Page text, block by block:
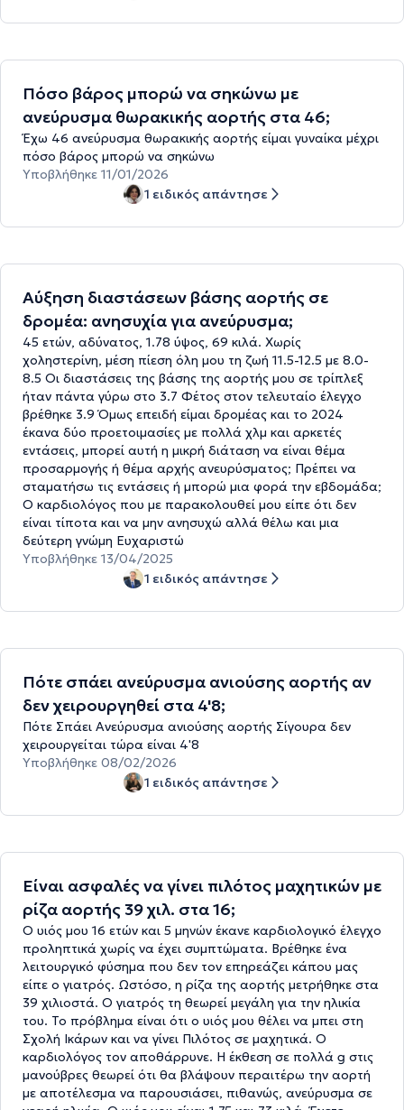
Πόσο βάρος μπορώ να σηκώνω με
ανεύρυσμα θωρακικής αορτής στα 46;
Έχω 46 ανεύρυσμα θωρακικής αορτής είμαι γυναίκα μέχρι
πόσο βάρος μπορώ να σηκώνω
Υποβλήθηκε 11/01/2026
1 ειδικός απάντησε
Αύξηση διαστάσεων βάσης αορτής σε
δρομέα: ανησυχία για ανεύρυσμα;
45 ετών, αδύνατος, 1.78 ύψος, 69 κιλά. Χωρίς
χοληστερίνη, μέση πίεση όλη μου τη ζωή 11.5-12.5 με 8.0-
8.5 Οι διαστάσεις της βάσης της αορτής μου σε τρίπλεξ
ήταν πάντα γύρω στο 3.7 Φέτος στον τελευταίο έλεγχο
βρέθηκε 3.9 Όμως επειδή είμαι δρομέας και το 2024
έκανα δύο προετοιμασίες με πολλά χλμ και αρκετές
εντάσεις, μπορεί αυτή η μικρή διάταση να είναι θέμα
προσαρμογής ή θέμα αρχής ανευρύσματος; Πρέπει να
σταματήσω τις εντάσεις ή μπορώ μια φορά την εβδομάδα;
Ο καρδιολόγος που με παρακολουθεί μου είπε ότι δεν
είναι τίποτα και να μην ανησυχώ αλλά θέλω και μια
δεύτερη γνώμη Ευχαριστώ
Υποβλήθηκε 13/04/2025
1 ειδικός απάντησε
Πότε σπάει ανεύρυσμα ανιούσης αορτής αν
δεν χειρουργηθεί στα 4'8;
Πότε Σπάει Ανεύρυσμα ανιούσης αορτής Σίγουρα δεν
χειρουργείται τώρα είναι 4'8
Υποβλήθηκε 08/02/2026
1 ειδικός απάντησε
Είναι ασφαλές να γίνει πιλότος μαχητικών με
ρίζα αορτής 39 χιλ. στα 16;
Ο υιός μου 16 ετών και 5 μηνών έκανε καρδιολογικό έλεγχο
προληπτικά χωρίς να έχει συμπτώματα. Βρέθηκε ένα
λειτουργικό φύσημα που δεν τον επηρεάζει κάπου μας
είπε ο γιατρός. Ωστόσο, η ρίζα της αορτής μετρήθηκε στα
39 χιλιοστά. Ο γιατρός τη θεωρεί μεγάλη για την ηλικία
του. Το πρόβλημα είναι ότι ο υιός μου θέλει να μπει στη
Σχολή Ικάρων και να γίνει Πιλότος σε μαχητικά. Ο
καρδιολόγος τον αποθάρρυνε. Η έκθεση σε πολλά g στις
μανούβρες θεωρεί ότι θα βλάψουν περαιτέρω την αορτή
με αποτέλεσμα να παρουσιάσει, πιθανώς, ανεύρυσμα σε